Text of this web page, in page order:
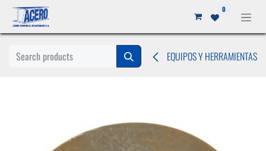
Ir al contenido 0
EQUIPOS Y HERRAMIENTAS